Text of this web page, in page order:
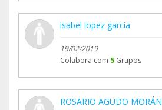
isabel lopez garcia
19/02/2019
Colabora com 5 Grupos
ROSARIO AGUDO MORÁN